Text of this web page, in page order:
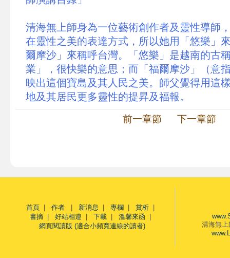
清海無上師身為一位藝術創作者及靈性導師
在靈性之美的表達方式，所以她用「悠樂」
爾摩沙」來稱呼台灣。「悠樂」是越南的古
業」，很快樂的意思；而「福爾摩沙」（意
映出這個寶島及其人民之美。師父覺得用這
地及其居民更多靈性的提昇及福報。
前一章節
下一章節
首頁| 作者 新消息 專欄 賞析|
書摘| 好站相連 下載| 溫馨來函
網頁閱讀版 (適合小頻寬連線的讀者)
清海無